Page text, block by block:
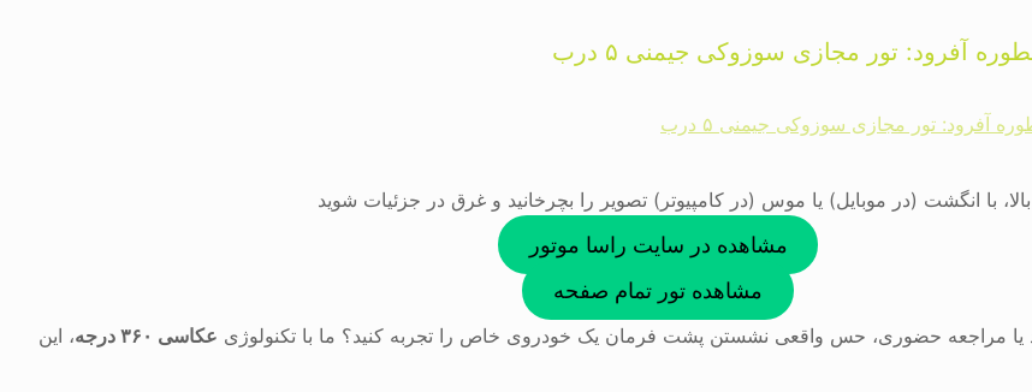
آفرود: تور مجازی سوزوکی جیمنی ۵ درب
آفرود: تور مجازی سوزوکی جیمنی ۵ درب
با انگشت (در موبایل) یا موس (در کامپیوتر) تصویر را بچرخانید و غرق در جزئیات شوید
مشاهده در سایت راسا موتور
مشاهده تور تمام صفحه
یا مراجعه حضوری، حس واقعی نشستن پشت فرمان یک خودروی خاص را تجربه کنید؟ ما با تکنولوژی عکاسی ۳۶۰ درجه
، این